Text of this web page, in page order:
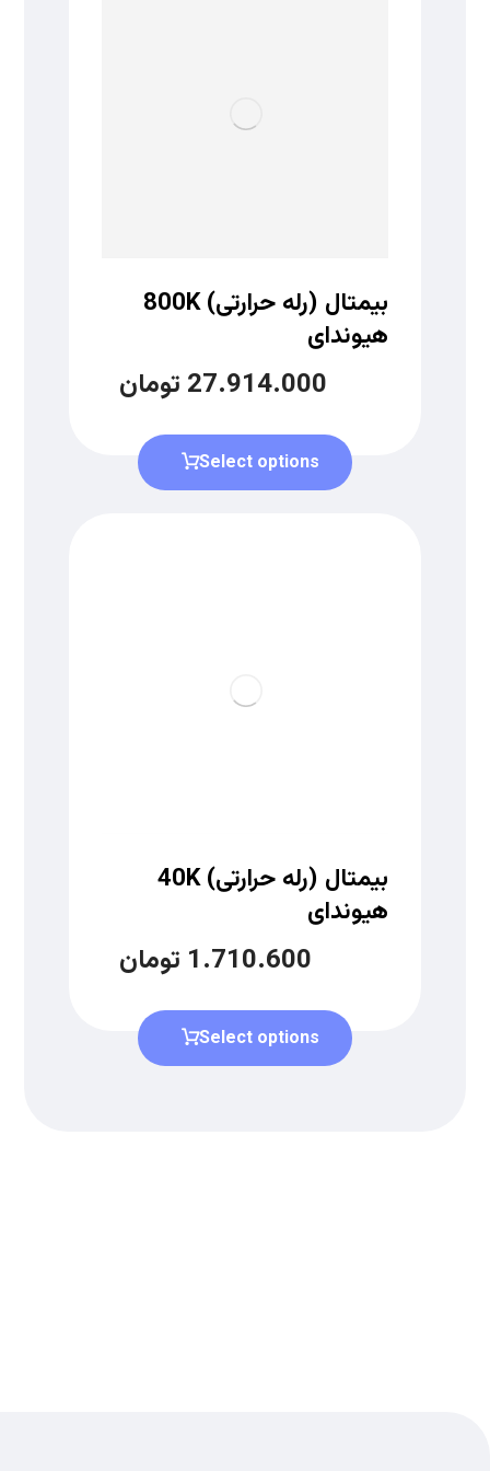
بیمتال (رله حرارتی) 800K
هیوندای
27.914.000 تومان
Select options
بیمتال (رله حرارتی) 40K
هیوندای
1.710.600 تومان
Select options